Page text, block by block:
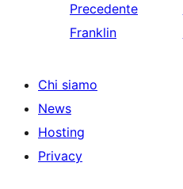
Precedente
Franklin
Chi siamo
News
Hosting
Privacy